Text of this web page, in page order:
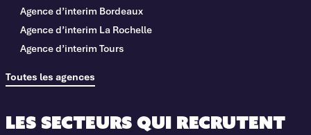
Agence d’interim Bordeaux
Agence d’interim La Rochelle
Agence d’interim Tours
Toutes les agences
Les secteurs qui recrutent